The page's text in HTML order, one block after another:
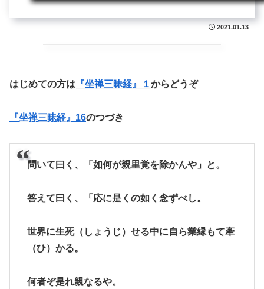
2021.01.13
はじめての方は 『坐禅三昧経』１からどうぞ
『坐禅三昧経』16のつづき
問いて曰く、「如何が親里覚を除かんや」と。
答えて曰く、「応に是くの如く念ずべし。
世界に生死（しょうじ）せる中に自ら業縁もて牽
（ひ）かる。
何者ぞ是れ親なるや。